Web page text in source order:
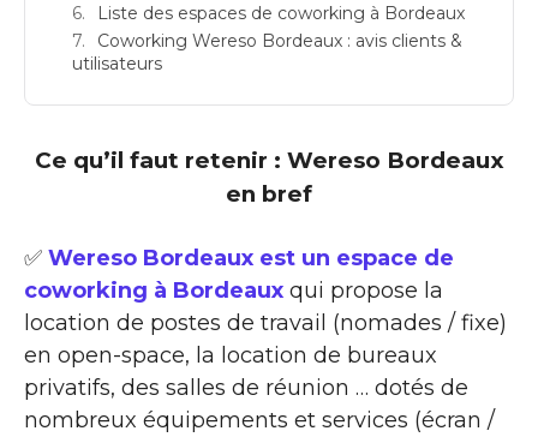
Liste des espaces de coworking à Bordeaux
Coworking Wereso Bordeaux : avis clients &
utilisateurs
Ce qu’il faut retenir : Wereso Bordeaux
en bref
✅ Wereso Bordeaux est un espace de
coworking à Bordeaux qui propose la
location de postes de travail (nomades / fixe)
en open-space, la location de bureaux
privatifs, des salles de réunion … dotés de
nombreux équipements et services (écran /